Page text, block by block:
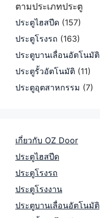
ตามประเภทประตู
ประตูไฮสปีด (157)
ประตูโรงรถ (163)
ประตูบานเลื่อนอัตโนมัติ
ประตูรั้วอัตโนมัติ (11)
ประตูอุตสาหกรรม (7)
เกี่ยวกับ OZ Door
ประตูไฮสปีด
ประตูโรงรถ
ประตูโรงงาน
ประตูบานเลื่อนอัตโนมัติ